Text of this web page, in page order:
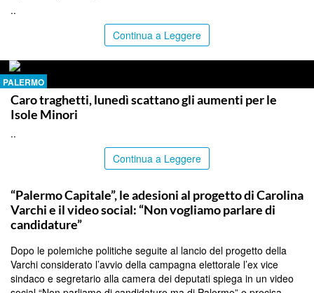
..
Continua a Leggere
PALERMO
Caro traghetti, lunedì scattano gli aumenti per le
Isole Minori
..
Continua a Leggere
“Palermo Capitale”, le adesioni al progetto di Carolina
Varchi e il video social: “Non vogliamo parlare di
candidature”
Dopo le polemiche politiche seguite al lancio del progetto della
Varchi considerato l’avvio della campagna elettorale l’ex vice
sindaco e segretario alla camera dei deputati spiega in un video